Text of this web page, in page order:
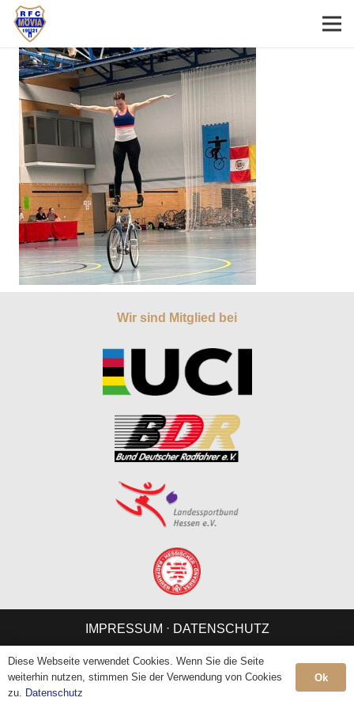
Wir sind Mitglied bei
IMPRESSUM ⋅ DATENSCHUTZ
Diese Webseite verwendet Cookies. Wenn Sie die Seite
weiterhin nutzen, stimmen Sie der Verwendung von Cookies
zu. Datenschutz
Ok